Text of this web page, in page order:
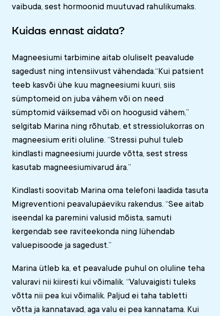
vaibuda, sest hormoonid muutuvad rahulikumaks.
Kuidas ennast aidata?
Magneesiumi tarbimine aitab oluliselt peavalude
sagedust ning intensiivust vähendada.“Kui patsient
teeb kasvõi ühe kuu magneesiumi kuuri, siis
sümptomeid on juba vähem või on need
sümptomid väiksemad või on hoogusid vähem,”
selgitab Marina ning rõhutab, et stressiolukorras on
magneesium eriti oluline. “Stressi puhul tuleb
kindlasti magneesiumi juurde võtta, sest stress
kasutab magneesiumivarud ära.”
Kindlasti soovitab Marina oma telefoni laadida tasuta
Migreventioni peavalupäeviku rakendus. “See aitab
iseendal ka paremini valusid mõista, samuti
kergendab see raviteekonda ning lühendab
valuepisoode ja sagedust.”
Marina ütleb ka, et peavalude puhul on oluline teha
valuravi nii kiiresti kui võimalik. “Valuvaigisti tuleks
võtta nii pea kui võimalik. Paljud ei taha tabletti
võtta ja kannatavad, aga valu ei pea kannatama. Kui